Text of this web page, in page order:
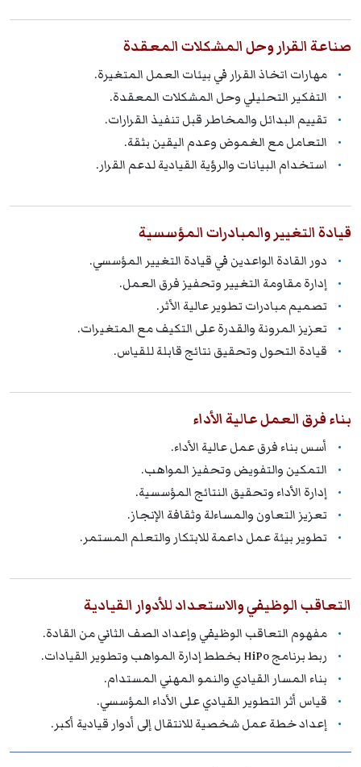
صناعة القرار وحل المشكلات المعقدة
مهارات اتخاذ القرار في بيئات العمل المتغيرة.
التفكير التحليلي وحل المشكلات المعقدة.
تقييم البدائل والمخاطر قبل تنفيذ القرارات.
التعامل مع الغموض وعدم اليقين بثقة.
استخدام البيانات والرؤية القيادية لدعم القرار.
قيادة التغيير والمبادرات المؤسسية
دور القادة الواعدين في قيادة التغيير المؤسسي.
إدارة مقاومة التغيير وتحفيز فرق العمل.
تصميم مبادرات تطوير عالية الأثر.
تعزيز المرونة والقدرة على التكيف مع المتغيرات.
قيادة التحول وتحقيق نتائج قابلة للقياس.
بناء فرق العمل عالية الأداء
أسس بناء فرق عمل عالية الأداء.
التمكين والتفويض وتحفيز المواهب.
إدارة الأداء وتحقيق النتائج المؤسسية.
تعزيز التعاون والمساءلة وثقافة الإنجاز.
تطوير بيئة عمل داعمة للابتكار والتعلم المستمر.
التعاقب الوظيفي والاستعداد للأدوار القيادية
مفهوم التعاقب الوظيفي وإعداد الصف الثاني من القادة.
ربط برنامج HiPo بخطط إدارة المواهب وتطوير القيادات.
بناء المسار القيادي والنمو المهني المستدام.
قياس أثر التطوير القيادي على الأداء المؤسسي.
إعداد خطة عمل شخصية للانتقال إلى أدوار قيادية أكبر.